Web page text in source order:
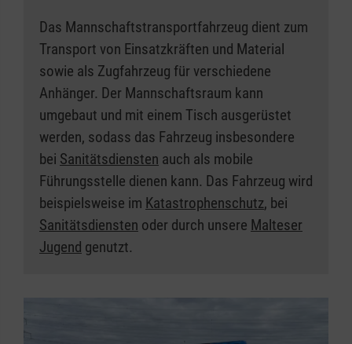
Das Mannschaftstransportfahrzeug dient zum
Transport von Einsatzkräften und Material
sowie als Zugfahrzeug für verschiedene
Anhänger. Der Mannschaftsraum kann
umgebaut und mit einem Tisch ausgerüstet
werden, sodass das Fahrzeug insbesondere
bei Sanitätsdiensten auch als mobile
Führungsstelle dienen kann. Das Fahrzeug wird
beispielsweise im Katastrophenschutz, bei
Sanitätsdiensten oder durch unsere Malteser
Jugend genutzt.